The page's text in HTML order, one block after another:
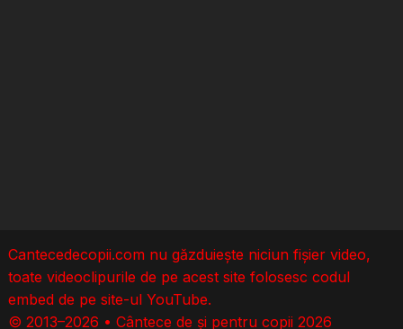
Cantecedecopii.com nu găzduieşte niciun fișier video,
toate videoclipurile de pe acest site folosesc codul
embed de pe site-ul YouTube.
© 2013–2026 • Cântece de și pentru copii 2026